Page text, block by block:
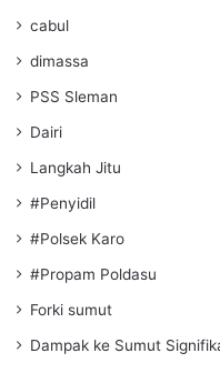
cabul
dimassa
PSS Sleman
Dairi
Langkah Jitu
#Penyidil
#Polsek Karo
#Propam Poldasu
Forki sumut
Dampak ke Sumut